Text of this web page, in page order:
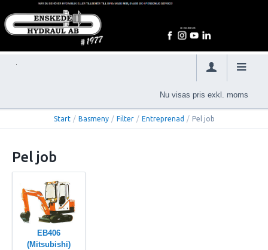
Nu visas pris exkl. moms
Start / Basmeny / Filter / Entreprenad / Pel job
Pel job
EB406
(Mitsubishi)